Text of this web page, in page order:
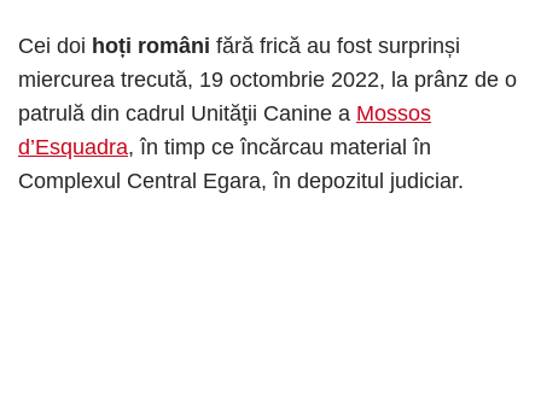
Cei doi hoți români fără frică au fost surprinși
miercurea trecută, 19 octombrie 2022, la prânz de o
patrulă din cadrul Unităţii Canine a Mossos
d’Esquadra, în timp ce încărcau material în
Complexul Central Egara, în depozitul judiciar.